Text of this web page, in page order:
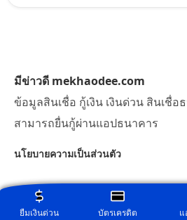
ยืมเงินด่วน บัตรเครดิต แ
มีข่าวดี mekhaodee.com
ข้อมูลสินเชื่อ กู้เงิน เงินด่วน สินเชื่อ
สามารถยื่นกู้ผ่านแอปธนาคาร
นโยบายความเป็นส่วนตัว